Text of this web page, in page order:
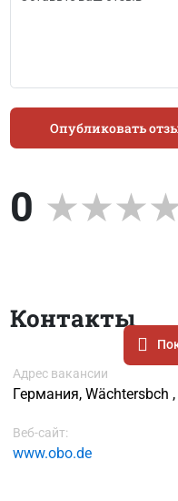
Опубликовать
0
Контакты
Адрес вакансии
Германия, Wächtersbch
Веб-сайт:
www.obo.de